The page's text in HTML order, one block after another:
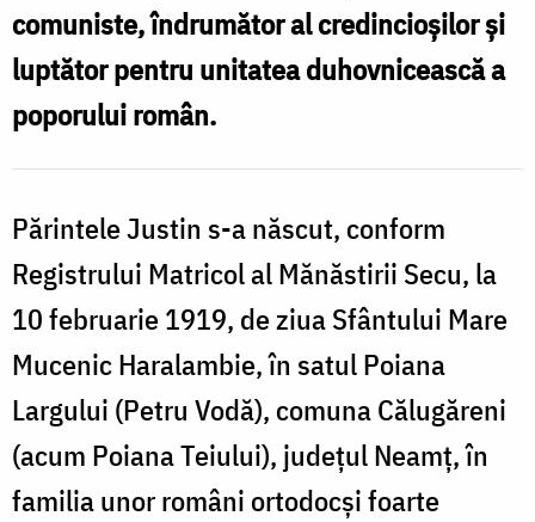
comuniste, îndrumător al credincioșilor și
luptător pentru unitatea duhovnicească a
poporului român.
Părintele Justin s-a născut, conform
Registrului Matricol al Mănăstirii Secu, la
10 februarie 1919, de ziua Sfântului Mare
Mucenic Haralambie, în satul Poiana
Largului (Petru Vodă), comuna Călugăreni
(acum Poiana Teiului), judeţul Neamţ, în
familia unor români ortodocşi foarte